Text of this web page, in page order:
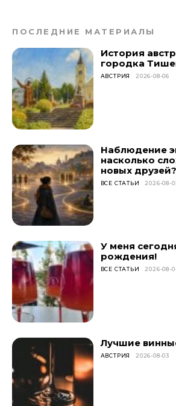
ПОСЛЕДНИЕ МАТЕРИАЛЫ
История
городка
АВСТРИЯ 2026-08-06
Наблюдение
насколько
новых друзей?
ВСЕ СТАТЬИ 2026-08-
У меня
рождения!
ВСЕ СТАТЬИ 2026-08-
Лучшие
АВСТРИЯ 2026-08-03